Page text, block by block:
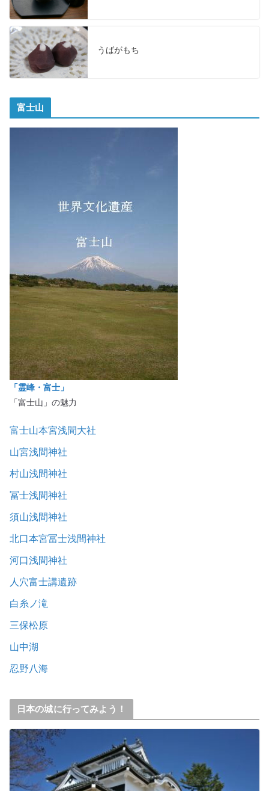
うばがもち
富士山
「霊峰・富士」
「富士山」の魅力
富士山本宮浅間大社
山宮浅間神社
村山浅間神社
冨士浅間神社
須山浅間神社
北口本宮冨士浅間神社
河口浅間神社
人穴富士講遺跡
白糸ノ滝
三保松原
山中湖
忍野八海
日本の城に行ってみよう！